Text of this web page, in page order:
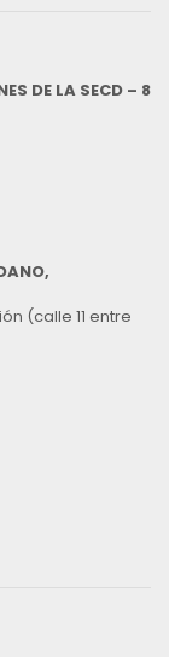
DE LA SECD – 8
(calle 11 entre